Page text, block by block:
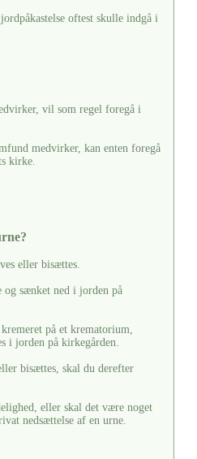
oftest skulle indgå i
vil som regel foregå i
medvirker, kan enten foregå
kirke.
eller bisættes.
og sænket ned i jorden på
på et krematorium,
i jorden på kirkegården.
bisættes, skal du derefter
eller skal det være noget
nedsættelse af en urne.